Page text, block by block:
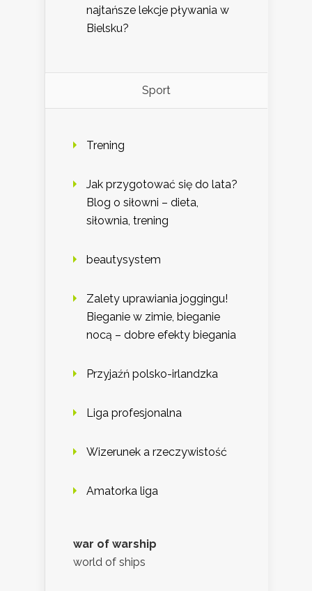
najtańsze lekcje pływania w
Bielsku?
Sport
Trening
Jak przygotować się do lata?
Blog o siłowni – dieta,
siłownia, trening
beautysystem
Zalety uprawiania joggingu!
Bieganie w zimie, bieganie
nocą – dobre efekty biegania
Przyjaźń polsko-irlandzka
Liga profesjonalna
Wizerunek a rzeczywistość
Amatorka liga
war of warship
world of ships